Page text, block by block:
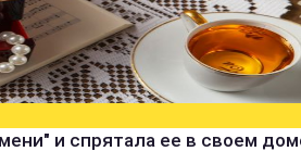
и спрятала ее в своем